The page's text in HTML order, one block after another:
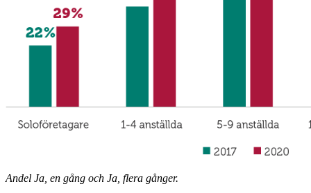
Andel Ja, en gång och Ja, flera gånger.